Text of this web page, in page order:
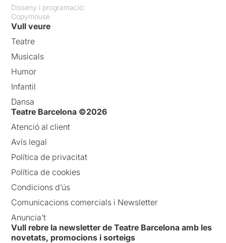
Disseny i programació:
Copymouse
Vull veure
Teatre
Musicals
Humor
Infantil
Dansa
Teatre Barcelona ©2026
Atenció al client
Avís legal
Política de privacitat
Política de cookies
Condicions d’ús
Comunicacions comercials i Newsletter
Anuncia’t
Vull rebre la newsletter de Teatre Barcelona amb les
novetats, promocions i sorteigs